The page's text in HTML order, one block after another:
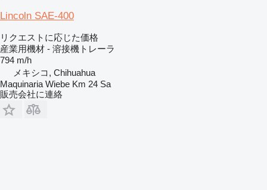
Lincoln SAE-400
リクエストに応じた価格
産業用機材 - 溶接機トレーラ
794 m/h
メキシコ, Chihuahua
Maquinaria Wiebe Km 24 Sa
販売会社に連絡